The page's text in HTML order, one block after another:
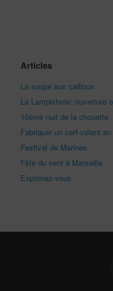
Articles
La soupe aux cailloux
La Lampisterie: ouverture
10ème nuit de la chouette
Fabriquer un cerf-volant
Festival de Marines
Fête du vent à Marseille
Exprimez-vous